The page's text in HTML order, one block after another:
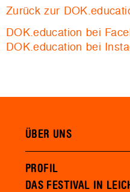
Zurück zur
DOK.education bei
DOK.education bei
ÜBER UNS
PROFIL
DAS FESTIVAL IN